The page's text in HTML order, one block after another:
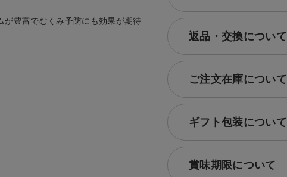
が豊富でむくみ予防にも効果が期待
返品・交換について
ご注文在庫について
ギフト包装について
賞味期限について